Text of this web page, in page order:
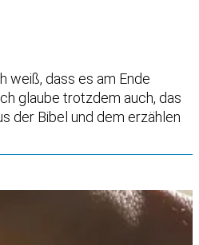
weiß, dass es am Ende
glaube trotzdem auch, das
der Bibel und dem erzählen